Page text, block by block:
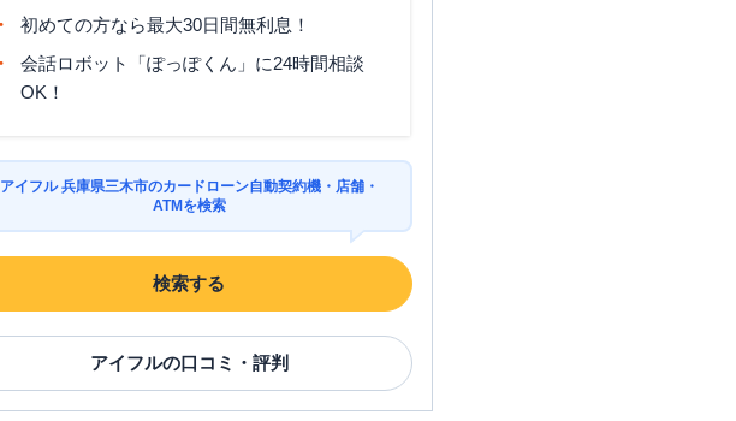
初めての方なら最大30日間無利息！
会話ロボット「ぽっぽくん」に24時間相談
OK！
アイフル 兵庫県三木市のカードローン自動契約機・店舗・
ATMを検索
検索する
アイフルの口コミ・評判